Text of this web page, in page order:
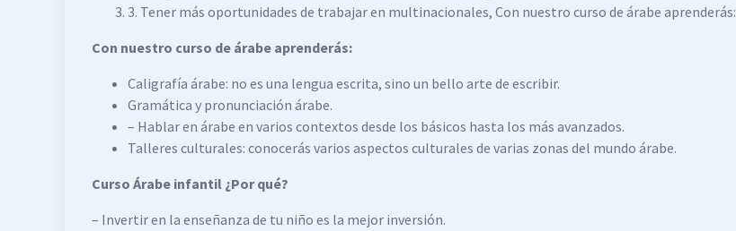
3. Tener más oportunidades de trabajar en multinacionales, Con nuestro curso de árabe aprenderás:
Con nuestro curso de árabe aprenderás:
Caligrafía árabe: no es una lengua escrita, sino un bello arte de escribir.
Gramática y pronunciación árabe.
– Hablar en árabe en varios contextos desde los básicos hasta los más avanzados.
Talleres culturales: conocerás varios aspectos culturales de varias zonas del mundo árabe.
Curso Árabe infantil ¿Por qué?
– Invertir en la enseñanza de tu niño es la mejor inversión.